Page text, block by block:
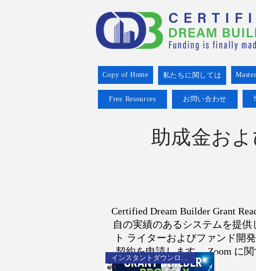
Copy of Home 私たちに関しては
Free Resources お問い合わせ
助成金お
Certified Dream Builder Grant
自の実績のあるシステムを提
ト ライターおよびファンド開
契約を申請します。 Zoom に